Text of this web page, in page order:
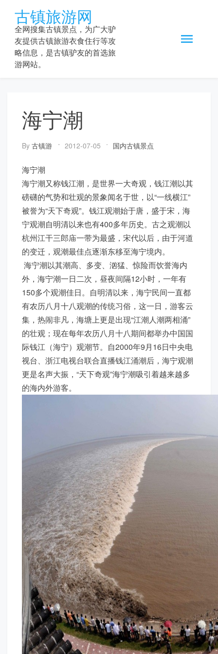
content
古镇旅游网
全网搜集古镇景点，为广大驴
友提供古镇旅游衣食住行等攻
略信息，是古镇驴友的首选旅
游网站。
海宁潮
By 古镇游 2012-07-05 国内古镇景点
海宁潮
海宁潮又称钱江潮，是世界一大奇观，钱江潮以其
磅礴的气势和壮观的景象闻名于世，以“一线横江”
被誉为“天下奇观”。钱江观潮始于唐，盛于宋，海
宁观潮自明清以来也有400多年历史。古之观潮以
杭州江干三郎庙一带为最盛，宋代以后，由于河道
的变迁，观潮最佳点逐渐东移至海宁境内。
海宁潮以其潮高、多变、汹猛、惊险而饮誉海内
外，海宁潮一日二次，昼夜间隔12小时，一年有
150多个观潮佳日。自明清以来，海宁民间一直都
有农历八月十八观潮的传统习俗，这一日，游客云
集，热闹非凡，海塘上更是出现“江潮人潮两相涌”
的壮观；现在每年农历八月十八期间都举办中国国
际钱江（海宁）观潮节。自2000年9月16日中央电
视台、浙江电视台联合直播钱江涌潮后，海宁观潮
更是名声大振，“天下奇观”海宁潮吸引着越来越多
的海内外游客。